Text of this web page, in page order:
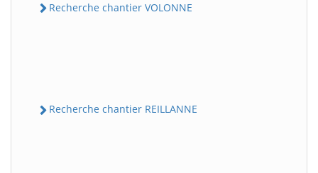
Recherche chantier VOLONNE
Recherche chantier REILLANNE